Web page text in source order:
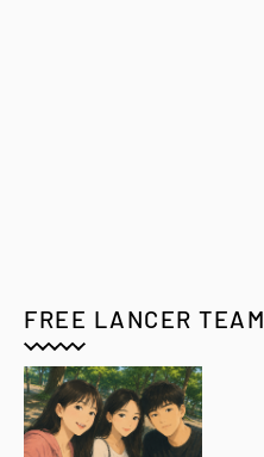
FREE LANCER TEAM